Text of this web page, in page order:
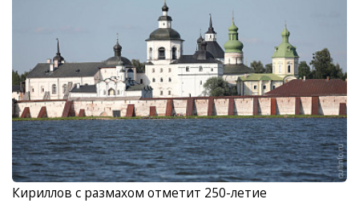
Кириллов с размахом отметит 250-летие